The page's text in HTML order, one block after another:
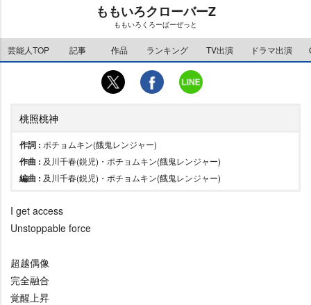
ももいろクローバーZ
ももいろくろーばーぜっと
芸能人TOP 記事 作品 ランキング TV出演 ドラマ出演
桃照桃神
作詞 : ポチョムキン(餓鬼レンジャー)
作曲 : 及川千春(鋭児)・ポチョムキン(餓鬼レンジャー)
編曲 : 及川千春(鋭児)・ポチョムキン(餓鬼レンジャー)
I get access
Unstoppable force
超越偶像
完全融合
覚醒上昇